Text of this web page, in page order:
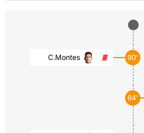
C.Montes 90’
84’